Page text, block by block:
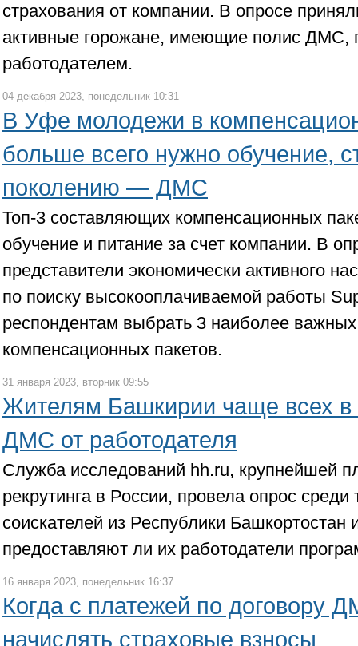
страхования от компании. В опросе
активные горожане, имеющие полис ДМС,
работодателем.
04 декабря 2023, понедельник 10:31
В Уфе молодежи в
больше всего нужно обучение,
поколению — ДМС
Топ-3 составляющих компенсационных
обучение и питание за счет компании. В
представители экономически активного
по поиску высокооплачиваемой работы
респондентам выбрать 3 наиболее
компенсационных пакетов.
31 января 2023, вторник 09:55
Жителям Башкирии чаще всех в
ДМС от работодателя
Служба исследований hh.ru, крупнейшей
рекрутинга в России, провела опрос среди
соискателей из Республики Башкортостан
предоставляют ли их работодатели
16 января 2023, понедельник 16:37
Когда с платежей по договору
начислять страховые взносы